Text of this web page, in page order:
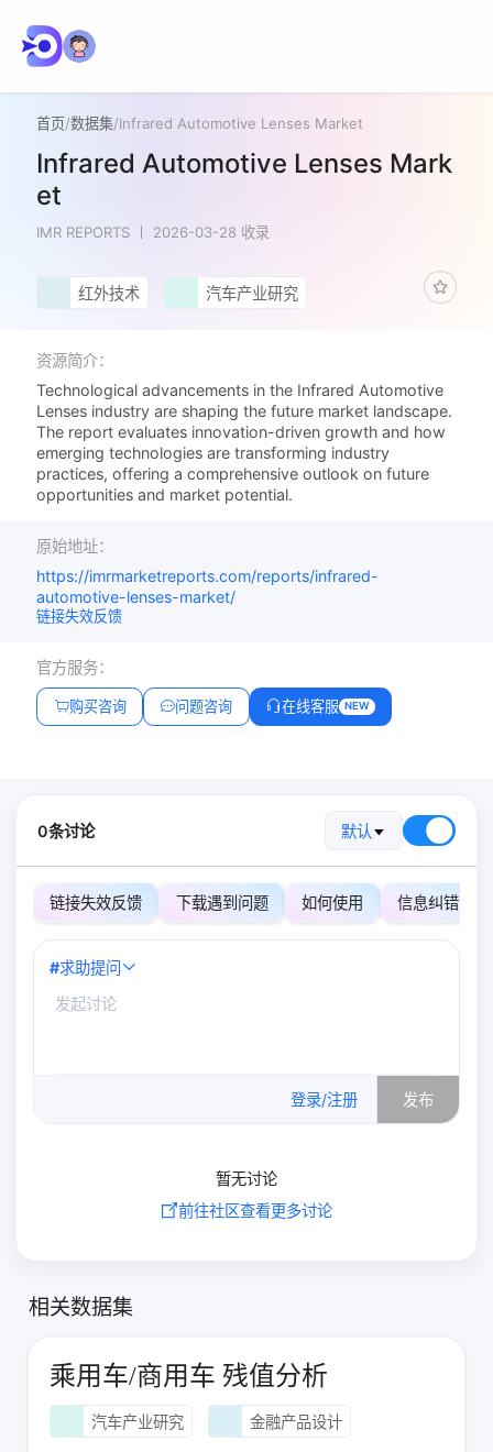
首页/数据集/Infrared Automotive Lenses Market
Infrared Automotive Lenses Mark
et
IMR REPORTS 2026-03-28 收录
红外技术 汽车产业研究
资源简介：
Technological advancements in the Infrared Automotive
Lenses industry are shaping the future market landscape.
The report evaluates innovation-driven growth and how
emerging technologies are transforming industry
practices, offering a comprehensive outlook on future
opportunities and market potential.
原始地址：
https://imrmarketreports.com/reports/infrared-
automotive-lenses-market/
链接失效反馈
官方服务：
购买咨询 问题咨询 在线客服 NEW
0条讨论 默认
链接失效反馈 下载遇到问题 如何使用 信息纠错
#求助提问
登录/注册 发布
暂无讨论
前往社区查看更多讨论
相关数据集
乘用车/商用车 残值分析
汽车产业研究 金融产品设计